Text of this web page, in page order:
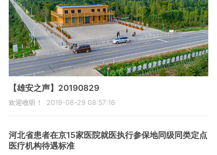
【雄安之声】20190829
欢迎收听！ 2019-08-29 08:57:16
河北省患者在京15家医院就医执行参保地同级同类定点
医疗机构待遇标准